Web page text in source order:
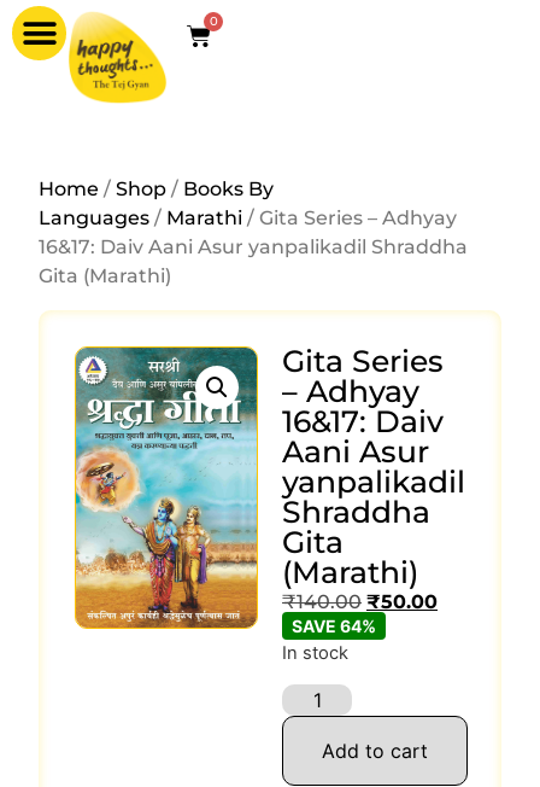
0
Home /Shop / Books By
Languages / Marathi / Gita Series – Adhyay
16&17: Daiv Aani Asur yanpalikadil Shraddha
Gita (Marathi)
Gita Series
– Adhyay
16&17: Daiv
Aani Asur
yanpalikadil
Shraddha
Gita
(Marathi)
₹140.00 ₹50.00
SAVE 64%
In stock
Add to cart